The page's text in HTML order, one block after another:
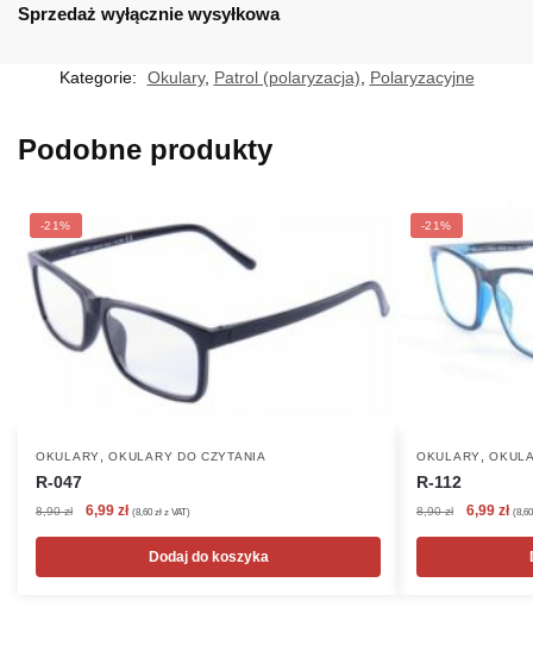
Sprzedaż wyłącznie wysyłkowa
Kategorie: Okulary, Patrol (polaryzacja) Polaryzacyjne
Podobne produkty
-21%
OKULARY ,OKULARY DO CZYTANIA
R-047
8,90zł
Pierwotna
8,90 zł.
6,99 złAktualna
wynosi:
6,99 zł.
(8,60 zł z VAT)
Dodaj do koszyka
-21%
OKULARY ,
R-112
8,90zł
Pierwotna
8,90 zł.
6,99 zł (